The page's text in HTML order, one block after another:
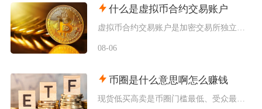
什么是虚拟币合约交易账户
08-06
币圈是什么意思啊怎么赚钱